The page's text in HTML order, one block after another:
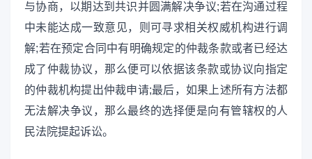
与协商，以期达到共识并圆满解决争议;若在沟通过程
中未能达成一致意见，则可寻求相关权威机构进行调
解;若在预定合同中有明确规定的仲裁条款或者已经达
成了仲裁协议，那么便可以依据该条款或协议向指定
的仲裁机构提出仲裁申请;最后，如果上述所有方法都
无法解决争议，那么最终的选择便是向有管辖权的人
民法院提起诉讼。